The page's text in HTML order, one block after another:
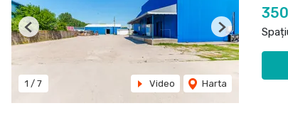
1 / 7 Video Harta
Previous Next